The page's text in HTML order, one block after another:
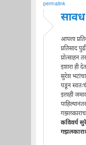
permalink
आपला
प्रतिसाद
इशारा ही
सुरेश
पडून
इलाही
कविवर्य